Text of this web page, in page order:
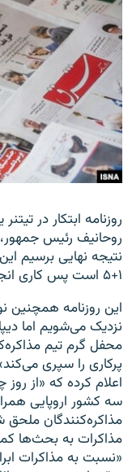
گزارش‌های ویدئویی
English
به ما بپیوندید
زبان‌های دیگر
روزنامه ابتکار در
روحانیف رئیس
نتیجه نهایی برسیم
۱+۵ است پس کاری انجام دهیم که نفع همه در اوست.»
این روزنامه
نزدیک می‌شویم اما
محفل گرم تیم
پرکاری را سپری
اعلام کرده که «از
سه کشور اروپایی
مذاکره‌کنندگان ملحق
مذاکرات به بحث‌ها
«نسبت به مذاکرات